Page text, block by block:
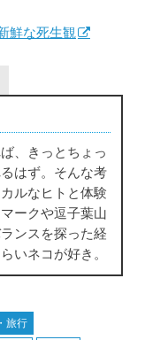
鮮な死生観
、きっとちょっ
はず。そんな考
ルなヒトと体験
ークや逗子葉山
ンスを探った経
いネコが好き。
旅行